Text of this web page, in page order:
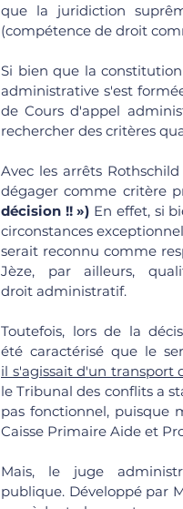
que la juridiction
(compétence de droit
Si bien que la
administrative s'est
de Cours d'appel
rechercher des critères
Avec les arrêts
dégager comme critère
décision !! ») En effet, si
circonstances
serait reconnu comme
Jèze, par ailleurs,
droit administratif.
Toutefois, lors de la
été caractérisé que le
il s'agissait d'un
le Tribunal des conflits a
pas fonctionnel, puisque
Caisse Primaire Aide et
Mais, le juge
publique. Développé par